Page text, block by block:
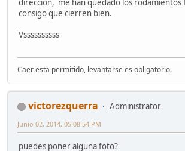
dirección, me han quedado los rodamientos
consigo que cierren bien.
Vssssssssss
Caer esta permitido, levantarse es obligatorio.
victorezquerra
Administrator
Junio 02, 2014, 05:08:54 PM
puedes poner alguna foto?